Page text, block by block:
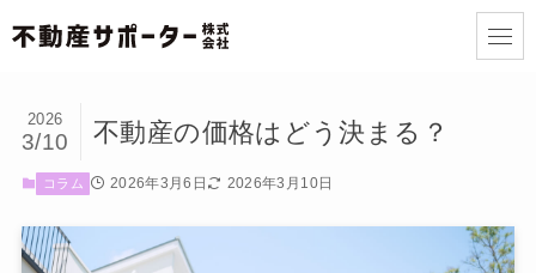
不動産の価格はどう決まる？
2026
3/10
コラム 2026年3月6日 2026年3月10日